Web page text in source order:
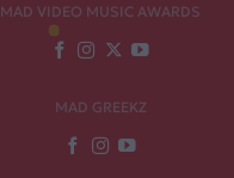
MAD VIDEO MUSIC AWARDS
MAD GREEKZ